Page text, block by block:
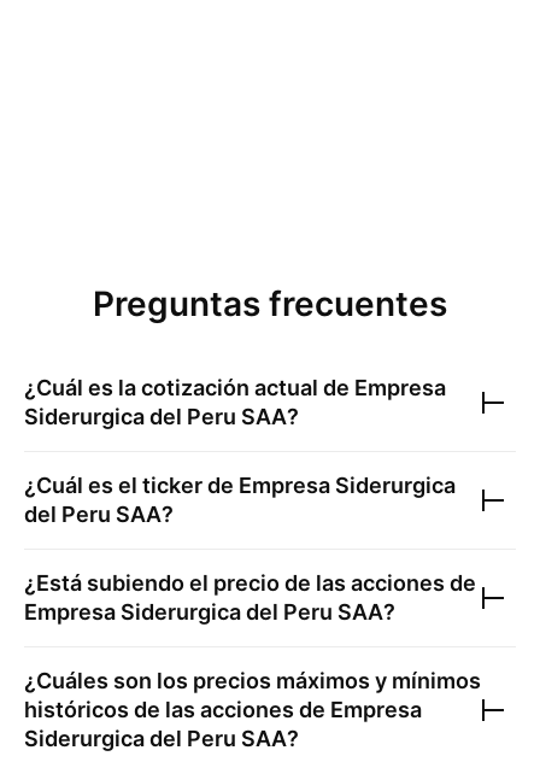
Preguntas frecuentes
¿Cuál es la cotización actual de Empresa
Siderurgica del Peru SAA?
¿Cuál es el ticker de Empresa Siderurgica
del Peru SAA?
¿Está subiendo el precio de las acciones de
Empresa Siderurgica del Peru SAA?
¿Cuáles son los precios máximos y mínimos
históricos de las acciones de Empresa
Siderurgica del Peru SAA?